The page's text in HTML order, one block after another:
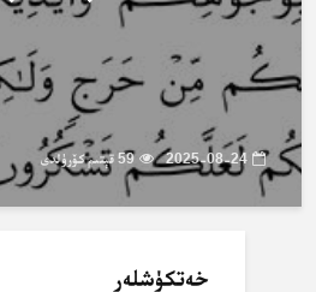
2025-08-24 59 قېتىم كۆرۈلدى
خەتكۈشلەر